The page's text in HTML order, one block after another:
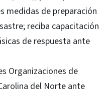
medidas de preparación
reciba capacitación
de respuesta ante
Organizaciones de
del Norte ante